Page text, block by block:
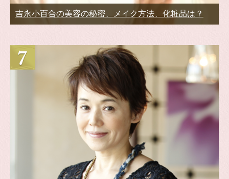
吉永小百合の美容の秘密、メイク方法、化粧品は？